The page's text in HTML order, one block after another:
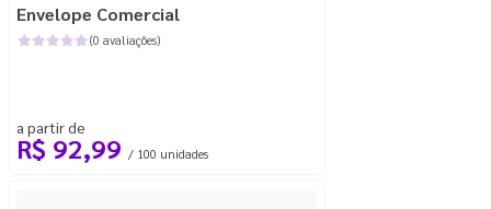
Envelope Comercial
(0 avaliações)
a partir de
R$ 92,99 / 100 unidades